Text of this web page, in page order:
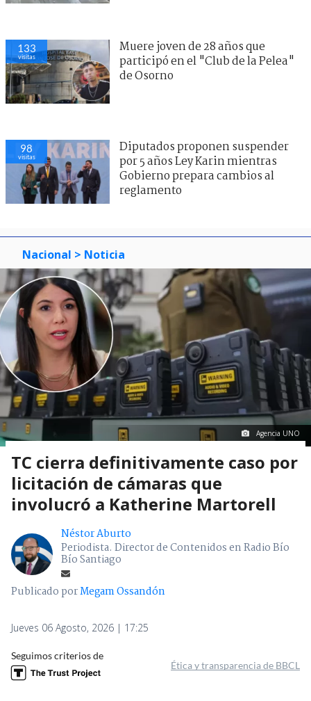
133
visitas
Muere joven de 28 años que
participó en el "Club de la Pelea"
de Osorno
98
visitas
Diputados proponen suspender
por 5 años Ley Karin mientras
Gobierno prepara cambios al
reglamento
Nacional > Noticia
Agencia UNO
TC cierra definitivamente caso por
licitación de cámaras que
involucró a Katherine Martorell
Néstor Aburto
Periodista. Director de Contenidos en Radio Bío
Bío Santiago
Publicado porMegam Ossandón
Jueves 06 Agosto, 2026 | 17:25
Seguimos criterios de
Ética y transparencia de BBCL